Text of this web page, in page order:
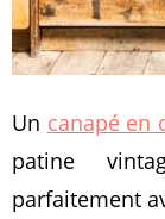
Un canapé en
patine
parfaitement